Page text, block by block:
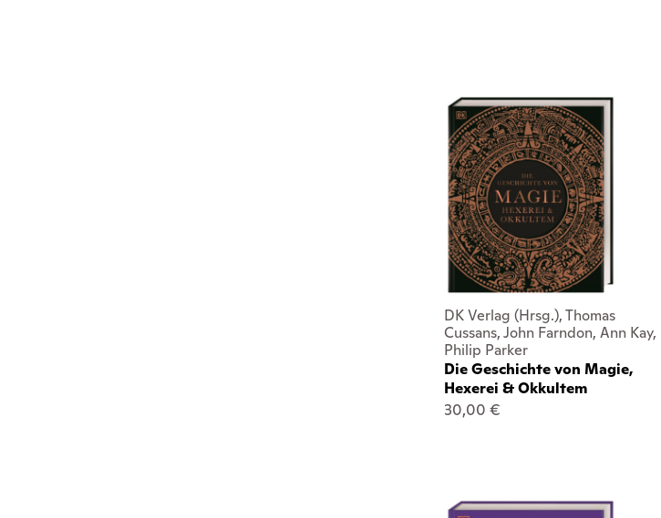
DK Verlag (Hrsg.), Thomas
Cussans, John Farndon, Ann Kay,
Philip Parker
Die Geschichte von Magie,
Hexerei & Okkultem
30,00 €